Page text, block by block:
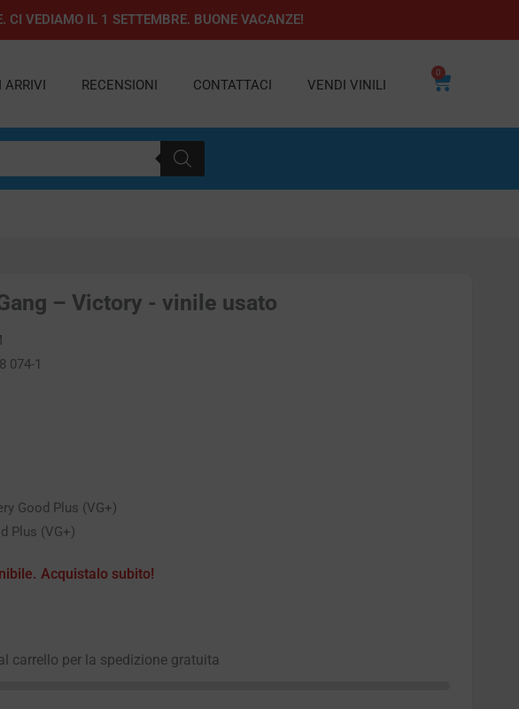
CI VEDIAMO IL 1 SETTEMBRE. BUONE VACANZE!
ARRIVI RECENSIONI CONTATTACI VENDI VINILI
0
Carrello
– Victory - vinile usato
074-1
Good Plus (VG+)
Plus (VG+)
Acquistalo subito!
carrello per la spedizione gratuita